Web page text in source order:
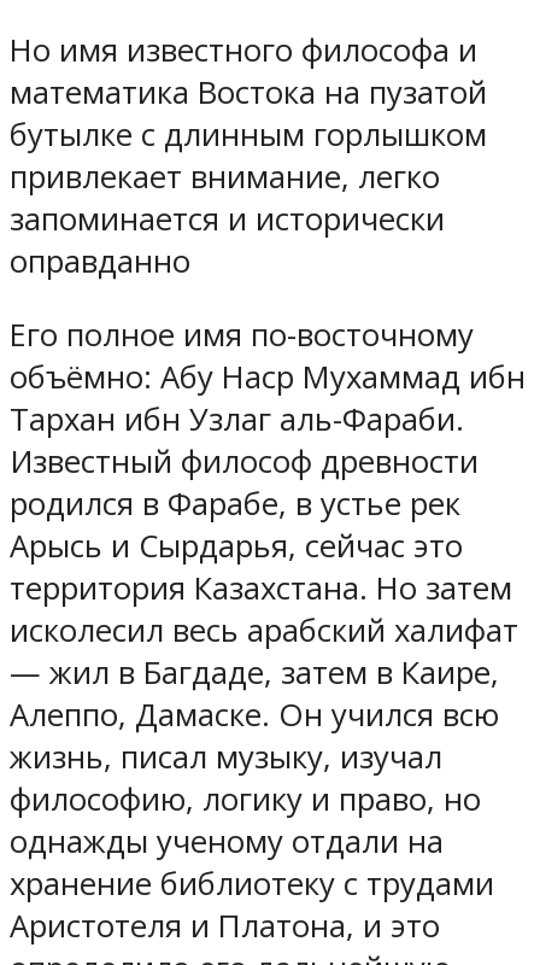
Но имя известного философа и
математика Востока на пузатой
бутылке с длинным горлышком
привлекает внимание, легко
запоминается и исторически
оправданно
Его полное имя по-восточному
объёмно: Абу Наср Мухаммад ибн
Тархан ибн Узлаг аль-Фараби.
Известный философ древности
родился в Фарабе, в устье рек
Арысь и Сырдарья, сейчас это
территория Казахстана. Но затем
исколесил весь арабский халифат
— жил в Багдаде, затем в Каире,
Алеппо, Дамаске. Он учился всю
жизнь, писал музыку, изучал
философию, логику и право, но
однажды ученому отдали на
хранение библиотеку с трудами
Аристотеля и Платона, и это